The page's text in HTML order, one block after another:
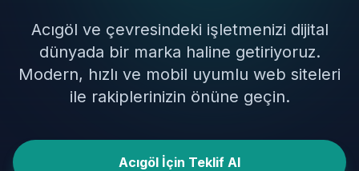
İletişim
Teklif Al
Acıgöl ve çevresindeki işletmenizi dijital
dünyada bir marka haline getiriyoruz.
Modern, hızlı ve mobil uyumlu web siteleri
ile rakiplerinizin önüne geçin.
Acıgöl İçin Teklif Al